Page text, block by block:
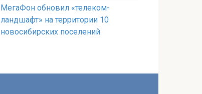
МегаФон обновил «телеком-
ландшафт» на территории 10
новосибирских поселений